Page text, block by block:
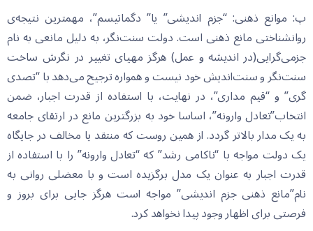
پ: موانع ذهنی: “جزم اندیشی” یا” دگماتیسم”، مهمترین نتیجه‌ی
روانشناختی مانع ذهنی است. دولت سنت‌نگر، به دلیل مانعی به نام
جزمی‌گرایی(در اندیشه و عمل) هرگز مهیای تغییر در نگرش ساخت
سنت‌نگر و سنت‌اندیش خود نیست و همواره ترجیح می‌دهد با “تصدی
گری” و “قیم مداری”، در نهایت، با استفاده از قدرت اجبار، ضمن
انتخاب”تعادل وارونه”، اساسا خود به بزرگترین مانع در ارتقای جامعه
به یک مدار بالاتر گردد. از همین روست که منتقد یا مخالف در جایگاه
یک دولت مواجه با “ناکامی رشد” که “تعادل وارونه” را با استفاده از
قدرت اجبار به عنوان یک مدل برگزیده است و با معضلی روانی به
نام”مانع ذهنی جزم اندیشی” مواجه است هرگز جایی برای بروز و
فرصتی برای اظهار وجود پیدا نخواهد کرد.